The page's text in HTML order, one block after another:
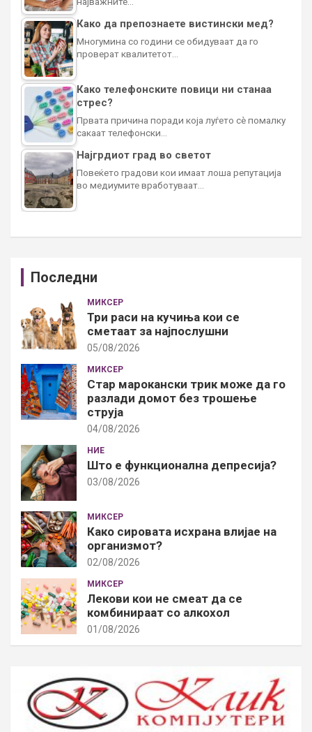
Како да препознаете вистински мед?
Многумина со години се обидуваат да го
проверат квалитетот…
Како телефонските повици ни станаа
стрес?
Првата причина поради која луѓето сè помалку
сакаат телефонски…
Најгрдиот град во светот
Повеќето градови кои имаат лоша репутација
во медиумите вработуваат…
Последни
МИКСЕР
Три раси на кучиња кои се
сметаат за најпослушни
05/08/2026
МИКСЕР
Стар марокански трик може да го
разлади домот без трошење
струја
04/08/2026
НИЕ
Што е функционална депресија?
03/08/2026
МИКСЕР
Како сировата исхрана влијае на
организмот?
02/08/2026
МИКСЕР
Лекови кои не смеат да се
комбинираат со алкохол
01/08/2026